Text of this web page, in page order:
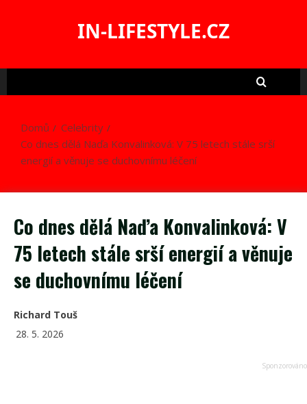
IN-LIFESTYLE.CZ
Domů
Celebrity
Co dnes dělá Naďa Konvalinková: V 75 letech stále srší
energií a věnuje se duchovnímu léčení
Co dnes dělá Naďa Konvalinková: V
75 letech stále srší energií a věnuje
se duchovnímu léčení
Richard Touš
28. 5. 2026